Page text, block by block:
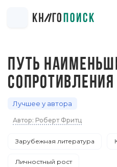
ПУТЬ
СОПРОТИВЛЕНИЯ
Лучшее у автора
Автор: Роберт Фритц
Зарубежная литература
Личностный рост